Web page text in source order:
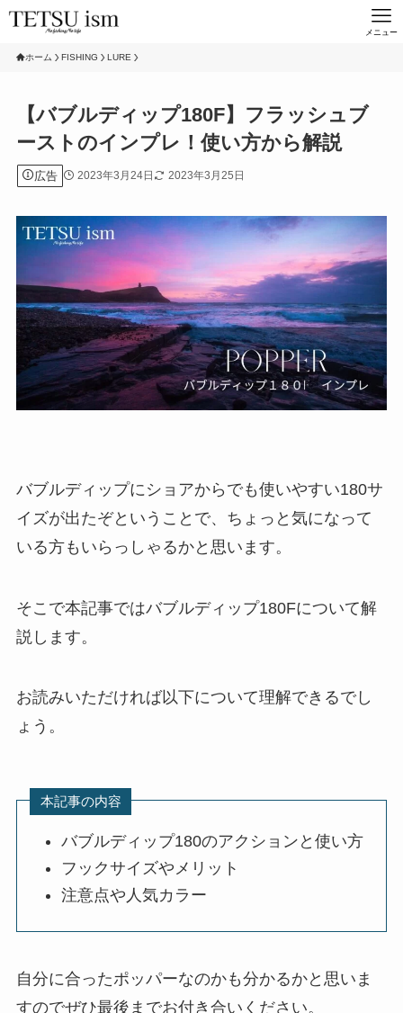
メニュー
ホーム FISHING LURE
【バブルディップ180F】フラッシュブ
ーストのインプレ！使い方から解説
広告 2023年3月24日 2023年3月25日
バブルディップにショアからでも使いやすい180サ
イズが出たぞということで、ちょっと気になって
いる方もいらっしゃるかと思います。
そこで本記事ではバブルディップ180Fについて解
説します。
お読みいただければ以下について理解できるでし
ょう。
本記事の内容
バブルディップ180のアクションと使い方
フックサイズやメリット
注意点や人気カラー
自分に合ったポッパーなのかも分かるかと思いま
すのでぜひ最後までお付き合いください。